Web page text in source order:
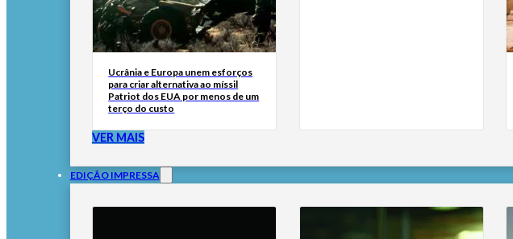
Ucrânia e Europa unem esforços
para criar alternativa ao míssil
Patriot dos EUA por menos de um
terço do custo
VER MAIS
EDIÇÃO IMPRESSA